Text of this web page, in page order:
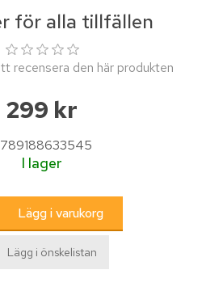
för alla tillfällen
recensera den här produkten
299 kr
I lager